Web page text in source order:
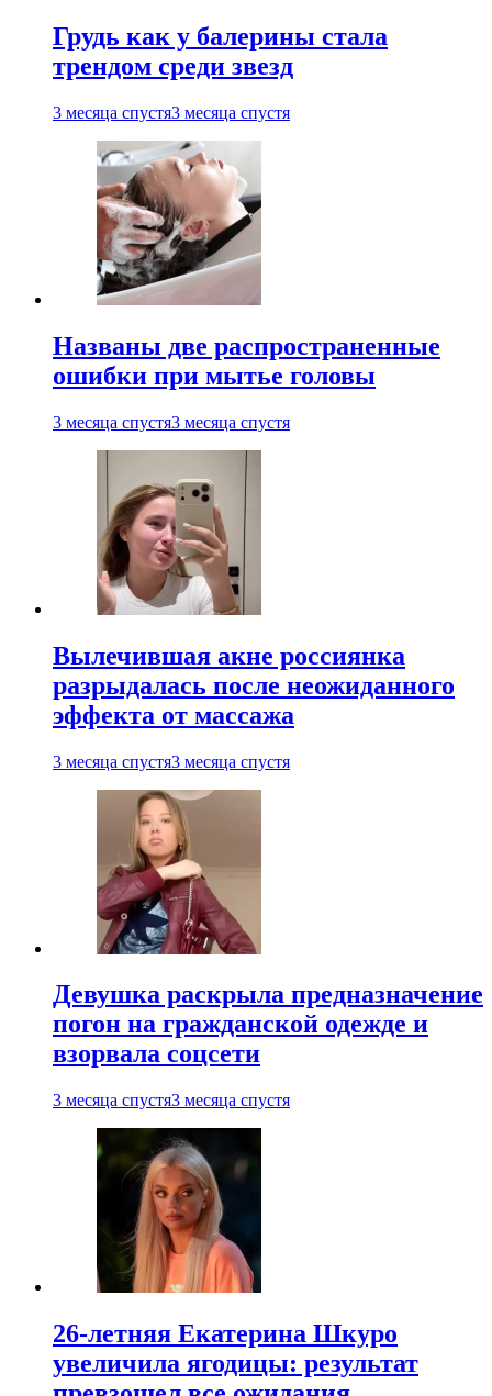
Грудь как у балерины стала
трендом среди звезд
3 месяца спустя3 месяца спустя
Названы две распространенные
ошибки при мытье головы
3 месяца спустя3 месяца спустя
Вылечившая акне россиянка
разрыдалась после неожиданного
эффекта от массажа
3 месяца спустя3 месяца спустя
Девушка раскрыла предназначение
погон на гражданской одежде и
взорвала соцсети
3 месяца спустя3 месяца спустя
26-летняя Екатерина Шкуро
увеличила ягодицы: результат